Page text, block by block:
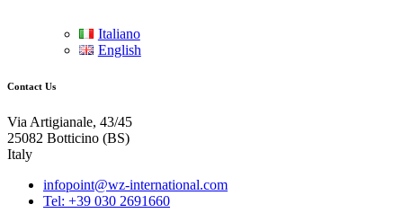
Italiano
English
Contact Us
Via Artigianale, 43/45
25082 Botticino (BS)
Italy
infopoint@wz-international.com
Tel: +39 030 2691660